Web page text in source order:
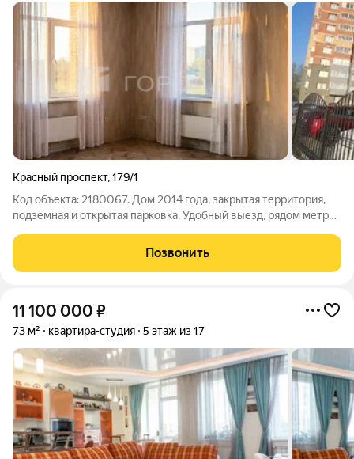
Красный проспект,179/1
Код объекта: 2180067. Дом 2014 года, закрытая территория,
подземная и открытая парковка. Удобный выезд, рядом метро
инфраструктура Красного проспекта. Квартира площадью 71 м.
Планировка
Позвонить
11 100 000 ₽
73 м² квартира-студия 5 этаж из 17